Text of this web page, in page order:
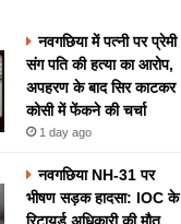
नवगछिया में पत्नी पर प्रेमी
संग पति की हत्या का आरोप,
अपहरण के बाद सिर काटकर
कोसी में फेंकने की चर्चा
1 day ago
नवगछिया NH-31 पर
भीषण सड़क हादसा: IOC के